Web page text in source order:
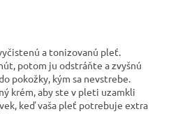
a tonizovanú pleť.
potom ju odstráňte a zvyšnú
pokožky, kým sa nevstrebe.
krém, aby ste v pleti uzamkli
keď vaša pleť potrebuje extra